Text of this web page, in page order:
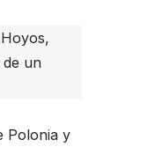
de un
Polonia y